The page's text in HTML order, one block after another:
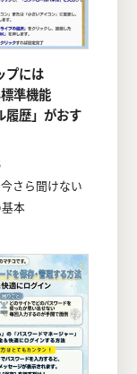
プには
準機能
履歴」がおす
さら聞けない
本